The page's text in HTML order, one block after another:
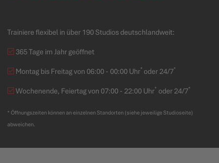
Trainiere flexibel in über 190 Studios deutschlandweit:
365 Tage im Jahr geöffnet
Montag bis Freitag von 06:00 - 00:00 Uhr* oder 24/7*
Wochenende, Feiertag von 07:00 - 22:00 Uhr* oder 24/7*
* Öffnungszeiten können an einzelnen Standorten (siehe jeweilige Studioseite)
abweichen.